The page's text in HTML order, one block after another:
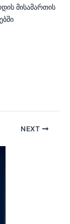
მისამართის
NEXT